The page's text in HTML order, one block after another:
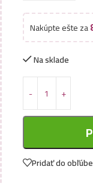
Nakúpte ešte za
Na sklade
Pridať do